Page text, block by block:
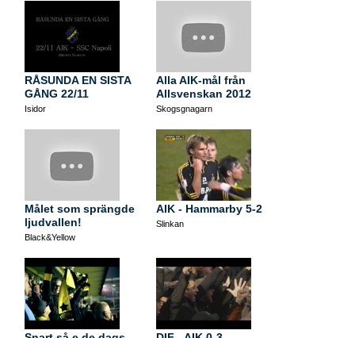
RÅSUNDA EN SISTA
GÅNG 22/11
Isidor
Alla AIK-mål från
Allsvenskan 2012
Skogsgnagarn
Målet som sprängde
ljudvallen!
Black&Yellow
AIK - Hammarby 5-2
Slinkan